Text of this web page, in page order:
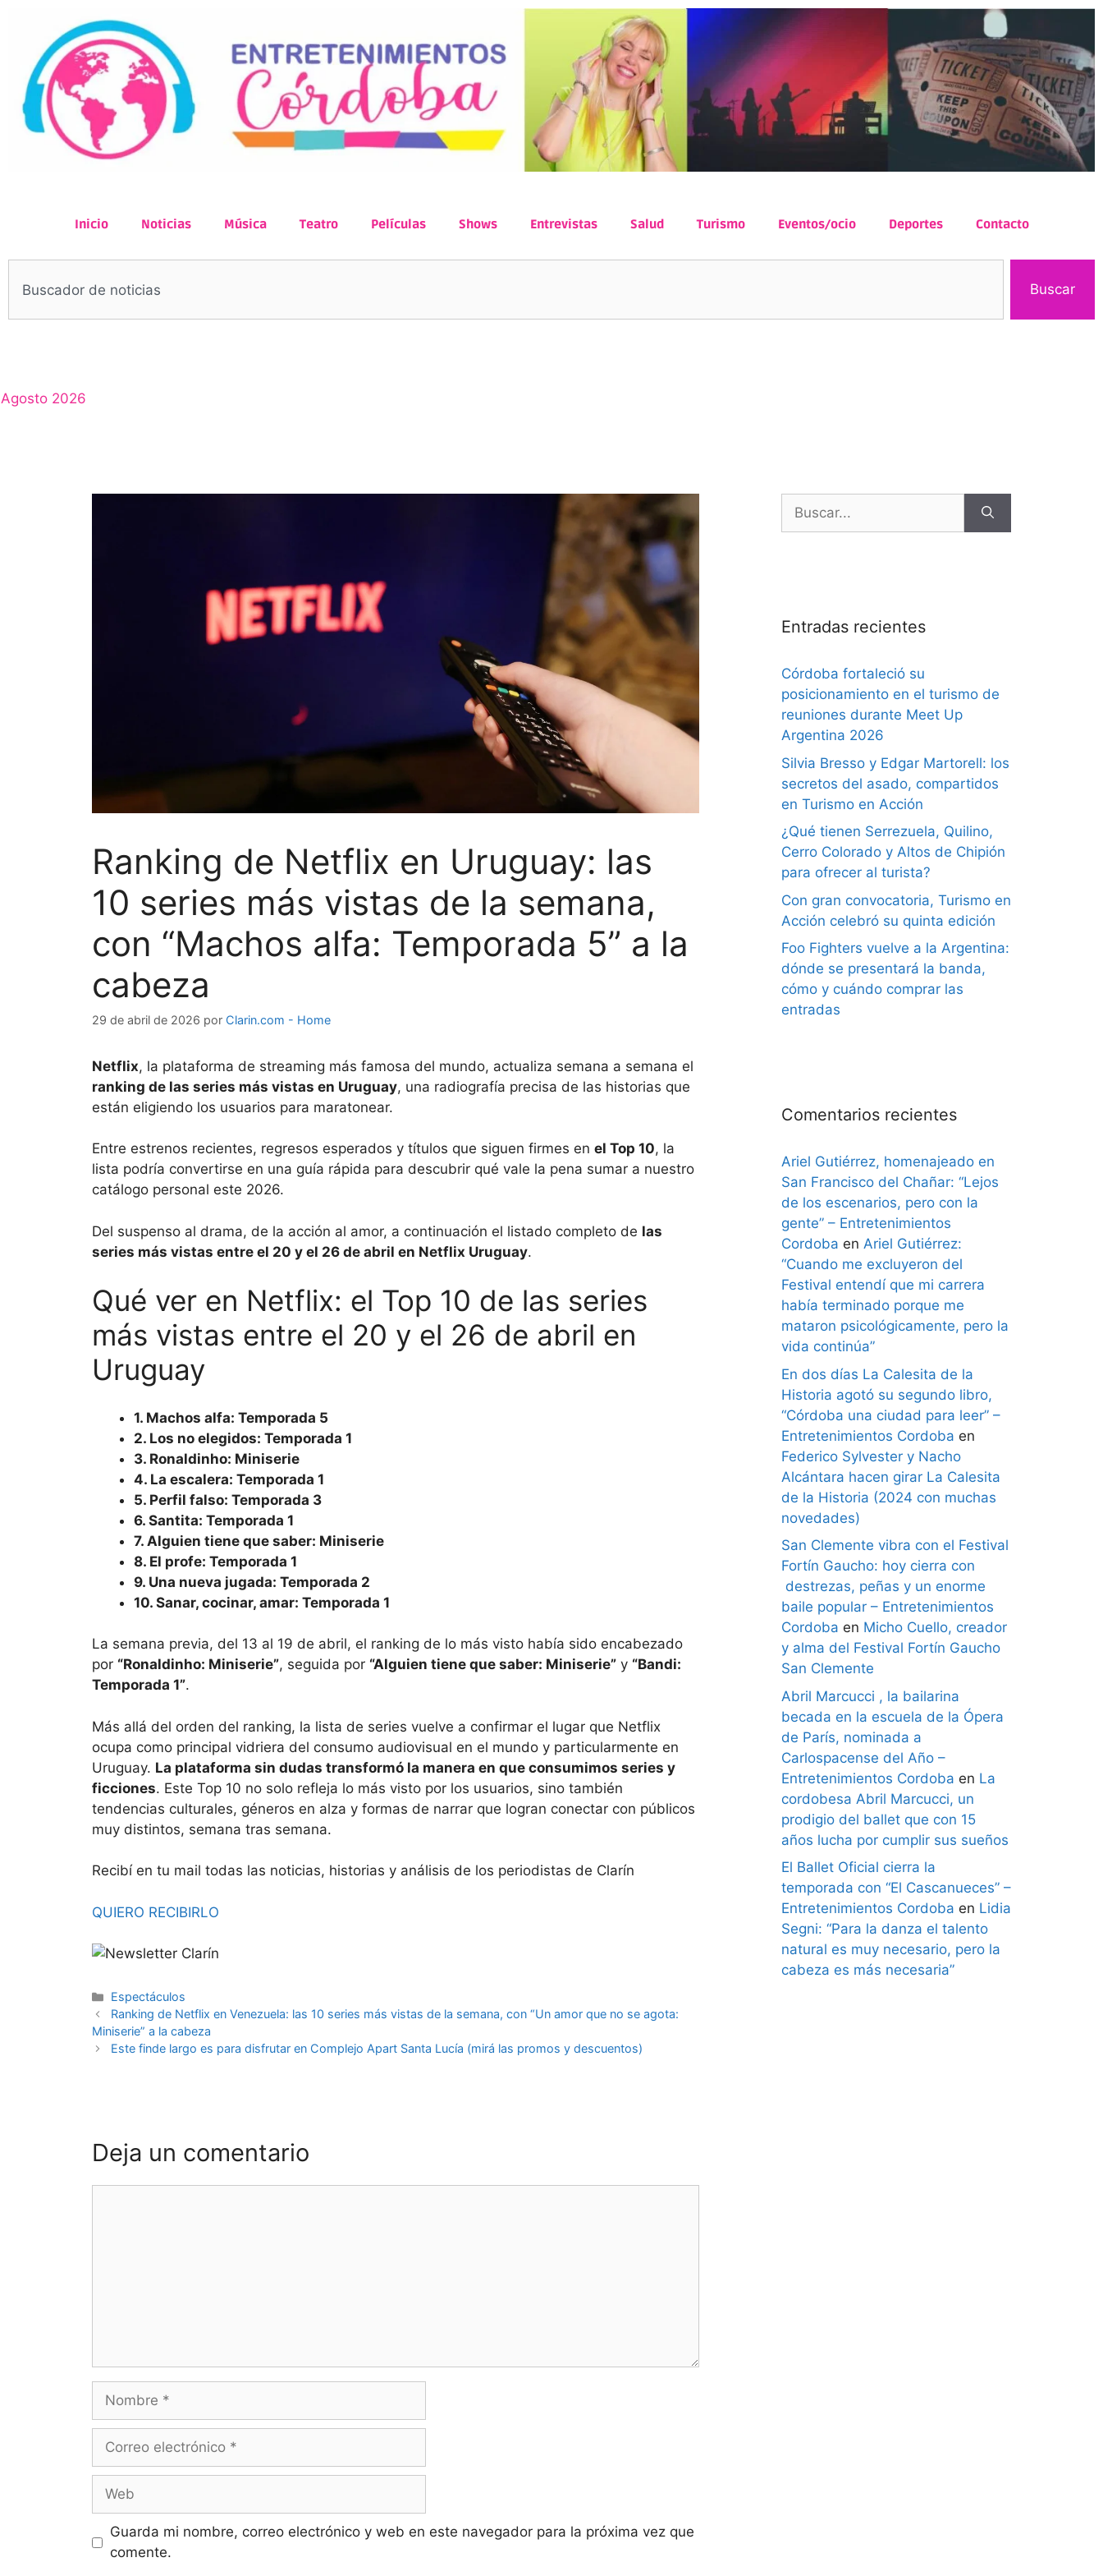
Inicio Noticias Música Teatro Películas Shows Entrevistas Salud Turismo Eventos/ocio Deportes Contacto
Buscar
Agosto 2026
Ranking de Netflix en Uruguay: las
10 series más vistas de la semana,
con “Machos alfa: Temporada 5” a la
cabeza
29 de abril de 2026 por Clarin.com - Home
Netflix, la plataforma de streaming más famosa del mundo, actualiza semana a semana el
ranking de las series más vistas en Uruguay, una radiografía precisa de las historias que
están eligiendo los usuarios para maratonear.
Entre estrenos recientes, regresos esperados y títulos que siguen firmes en el Top 10, la
lista podría convertirse en una guía rápida para descubrir qué vale la pena sumar a nuestro
catálogo personal este 2026.
Del suspenso al drama, de la acción al amor, a continuación el listado completo de las
series más vistas entre el 20 y el 26 de abril en Netflix Uruguay.
Qué ver en Netflix: el Top 10 de las series
más vistas entre el 20 y el 26 de abril en
Uruguay
1. Machos alfa: Temporada 5
2. Los no elegidos: Temporada 1
3. Ronaldinho: Miniserie
4. La escalera: Temporada 1
5. Perfil falso: Temporada 3
6. Santita: Temporada 1
7. Alguien tiene que saber: Miniserie
8. El profe: Temporada 1
9. Una nueva jugada: Temporada 2
10. Sanar, cocinar, amar: Temporada 1
La semana previa, del 13 al 19 de abril, el ranking de lo más visto había sido encabezado
por “Ronaldinho: Miniserie”, seguida por “Alguien tiene que saber: Miniserie” y “Bandi:
Temporada 1”.
Más allá del orden del ranking, la lista de series vuelve a confirmar el lugar que Netflix
ocupa como principal vidriera del consumo audiovisual en el mundo y particularmente en
Uruguay. La plataforma sin dudas transformó la manera en que consumimos series y
ficciones. Este Top 10 no solo refleja lo más visto por los usuarios, sino también
tendencias culturales, géneros en alza y formas de narrar que logran conectar con públicos
muy distintos, semana tras semana.
Recibí en tu mail todas las noticias, historias y análisis de los periodistas de Clarín
QUIERO RECIBIRLO
Espectáculos
Ranking de Netflix en Venezuela: las 10 series más vistas de la semana, con “Un amor que no se agota:
Miniserie” a la cabeza
Este finde largo es para disfrutar en Complejo Apart Santa Lucía (mirá las promos y descuentos)
Deja un comentario
Guarda mi nombre, correo electrónico y web en este navegador para la próxima vez que
comente.
Entradas recientes
Córdoba fortaleció su
posicionamiento en el turismo de
reuniones durante Meet Up
Argentina 2026
Silvia Bresso y Edgar Martorell: los
secretos del asado, compartidos
en Turismo en Acción
¿Qué tienen Serrezuela, Quilino,
Cerro Colorado y Altos de Chipión
para ofrecer al turista?
Con gran convocatoria, Turismo en
Acción celebró su quinta edición
Foo Fighters vuelve a la Argentina:
dónde se presentará la banda,
cómo y cuándo comprar las
entradas
Comentarios recientes
Ariel Gutiérrez, homenajeado en
San Francisco del Chañar: “Lejos
de los escenarios, pero con la
gente” – Entretenimientos
Cordoba en Ariel Gutiérrez:
“Cuando me excluyeron del
Festival entendí que mi carrera
había terminado porque me
mataron psicológicamente, pero la
vida continúa”
En dos días La Calesita de la
Historia agotó su segundo libro,
“Córdoba una ciudad para leer” –
Entretenimientos Cordoba en
Federico Sylvester y Nacho
Alcántara hacen girar La Calesita
de la Historia (2024 con muchas
novedades)
San Clemente vibra con el Festival
Fortín Gaucho: hoy cierra con
destrezas, peñas y un enorme
baile popular – Entretenimientos
Cordoba en Micho Cuello, creador
y alma del Festival Fortín Gaucho
San Clemente
Abril Marcucci , la bailarina
becada en la escuela de la Ópera
de París, nominada a
Carlospacense del Año –
Entretenimientos Cordoba en La
cordobesa Abril Marcucci, un
prodigio del ballet que con 15
años lucha por cumplir sus sueños
El Ballet Oficial cierra la
temporada con “El Cascanueces” –
Entretenimientos Cordoba en Lidia
Segni: “Para la danza el talento
natural es muy necesario, pero la
cabeza es más necesaria”